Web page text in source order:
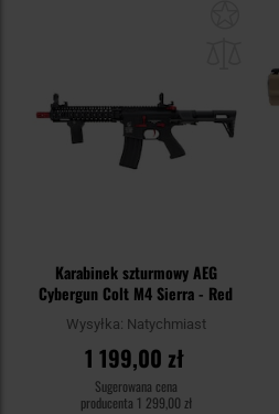
Karabinek szturmowy AEG
Cybergun Colt M4 Sierra - Red
Wysyłka: Natychmiast
1 199,00 zł
Sugerowana cena
producenta 1 299,00 zł